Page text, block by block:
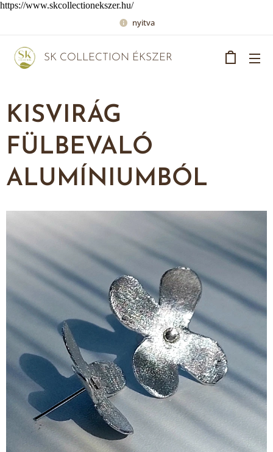
https://www.skcollectionekszer.hu/
nyitva
SK COLLECTION ÉKSZER
KISVIRÁG
FÜLBEVALÓ
ALUMÍNIUMBÓL